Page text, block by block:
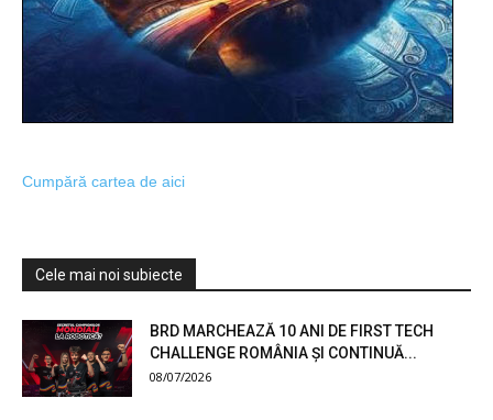
Cumpără cartea de aici
Cele mai noi subiecte
BRD MARCHEAZĂ 10 ANI DE FIRST TECH
CHALLENGE ROMÂNIA ȘI CONTINUĂ...
08/07/2026